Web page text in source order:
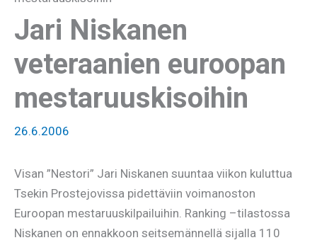
Jari Niskanen
veteraanien euroopan
mestaruuskisoihin
26.6.2006
Visan ”Nestori” Jari Niskanen suuntaa viikon kuluttua
Tsekin Prostejovissa pidettäviin voimanoston
Euroopan mestaruuskilpailuihin. Ranking –tilastossa
Niskanen on ennakkoon seitsemännellä sijalla 110